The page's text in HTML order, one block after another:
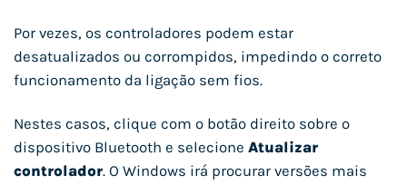
Por vezes, os controladores podem estar
desatualizados ou corrompidos, impedindo o correto
funcionamento da ligação sem fios.
Nestes casos, clique com o botão direito sobre o
dispositivo Bluetooth e selecione Atualizar
controlador. O Windows irá procurar versões mais